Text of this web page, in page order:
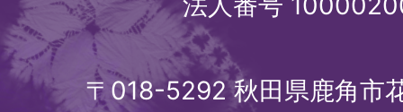
〒018-5292 秋田県鹿角市